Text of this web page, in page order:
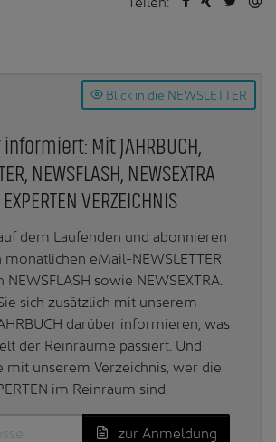
Blick in die NEWSLETTER
Mit JAHRBUCH,
NEWSFLASH, NEWSEXTRA
VERZEICHNIS
dem Laufenden und abonnieren
monatlichen eMail-NEWSLETTER
sowie NEWSEXTRA.
sich zusätzlich mit unserem
darüber informieren, was
der Reinräume passiert. Und
mit unserem Verzeichnis, wer die
im Reinraum sind.
zur Anmeldung